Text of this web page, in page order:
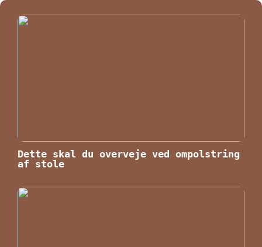
Dette skal du overveje ved ompolstring
af stole